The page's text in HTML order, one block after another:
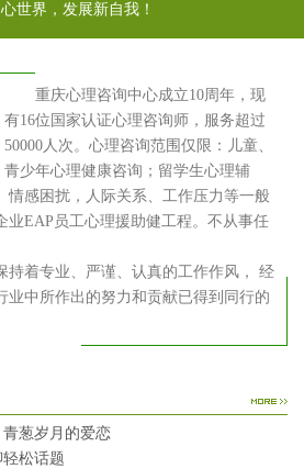
世界，发展新自我！
重庆心理咨询中心成立10周年，现
有16位国家认证心理咨询师，服务超过
50000人次。心理咨询范围仅限：儿童、
青少年心理健康咨询；留学生心理辅
情感困扰，人际关系、工作压力等一般
业EAP员工心理援助健工程。不从事任
着专业、严谨、认真的工作作风， 经
业中所作出的努力和贡献已得到同行的
葱岁月的爱恋
松话题